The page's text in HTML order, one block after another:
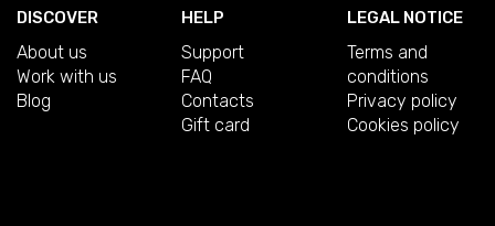
DISCOVER
About us
Work with us
Blog
HELP
Support
FAQ
Contacts
Gift card
LEGAL NOTICE
Terms and
conditions
Privacy policy
Cookies policy